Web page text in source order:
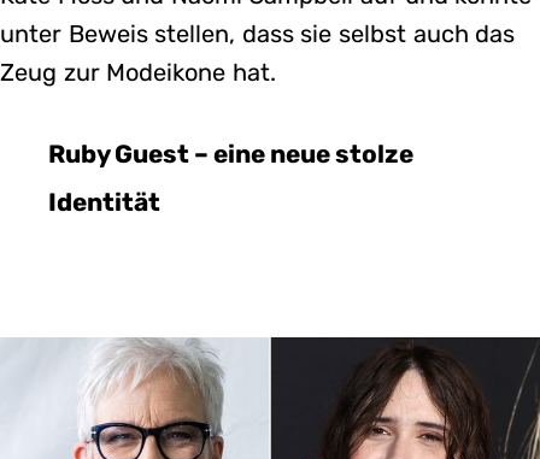
unter Beweis stellen, dass sie selbst auch das
Zeug zur Modeikone hat.
Ruby Guest – eine neue stolze
Identität